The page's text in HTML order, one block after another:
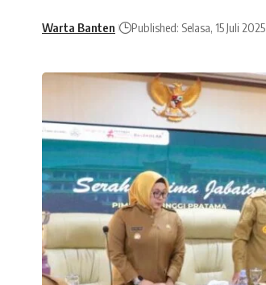
Warta Banten Published: Selasa, 15 Juli 2025